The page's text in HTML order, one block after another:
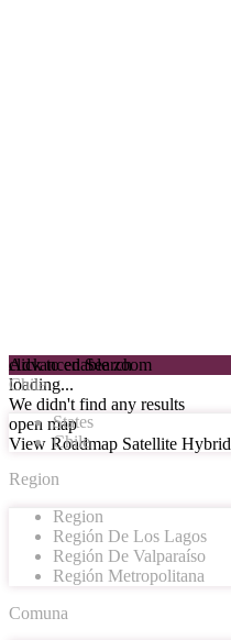
click to enable zoom
loading...
We didn't find any results
open map
View Roadmap Satellite Hybrid
Advanced Search
Chile
States
Chile
Region
Region
Región De Los Lagos
Región De Valparaíso
Región Metropolitana
Comuna